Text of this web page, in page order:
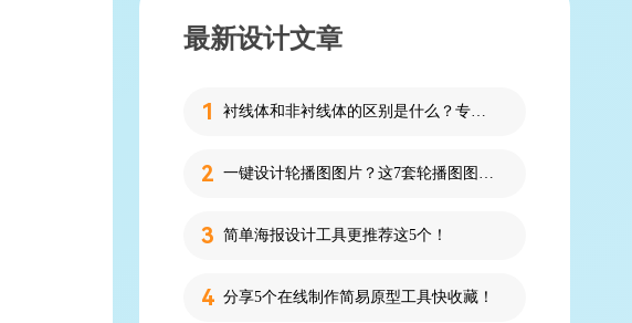
最新设计文章
衬线体和非衬线体的区别是什么？专为设计新人解答！
一键设计轮播图图片？这7套轮播图图片资源快收藏！
简单海报设计工具更推荐这5个！
分享5个在线制作简易原型工具快收藏！